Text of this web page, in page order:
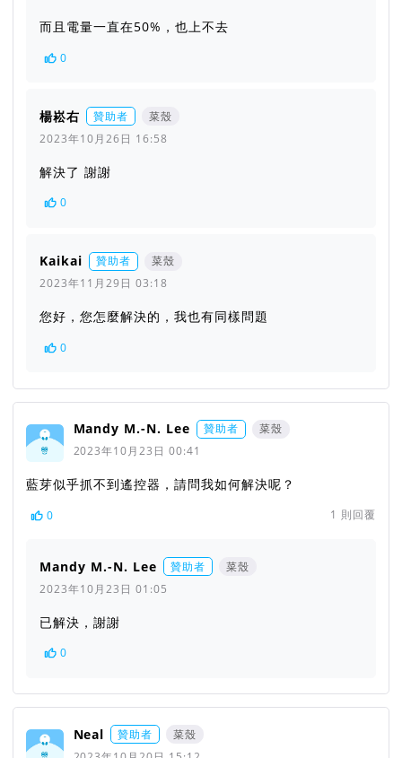
而且電量一直在50%，也上不去
0
楊崧右 贊助者
菜殼
2023年10月26日 16:58
解決了 謝謝
0
Kaikai 贊助者
菜殼
2023年11月29日 03:18
您好，您怎麼解決的，我也有同樣問題
0
Mandy M.-N. Lee 贊助者
菜殼
2023年10月23日 00:41
藍芽似乎抓不到遙控器，請問我如何解決呢？
0 1 則回覆
Mandy M.-N. Lee 贊助者
菜殼
2023年10月23日 01:05
已解決，謝謝
0
Neal 贊助者
菜殼